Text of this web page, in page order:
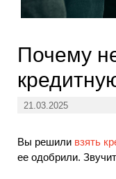
Почему
21.03.2025
Вы решили взять
ее одобрили.